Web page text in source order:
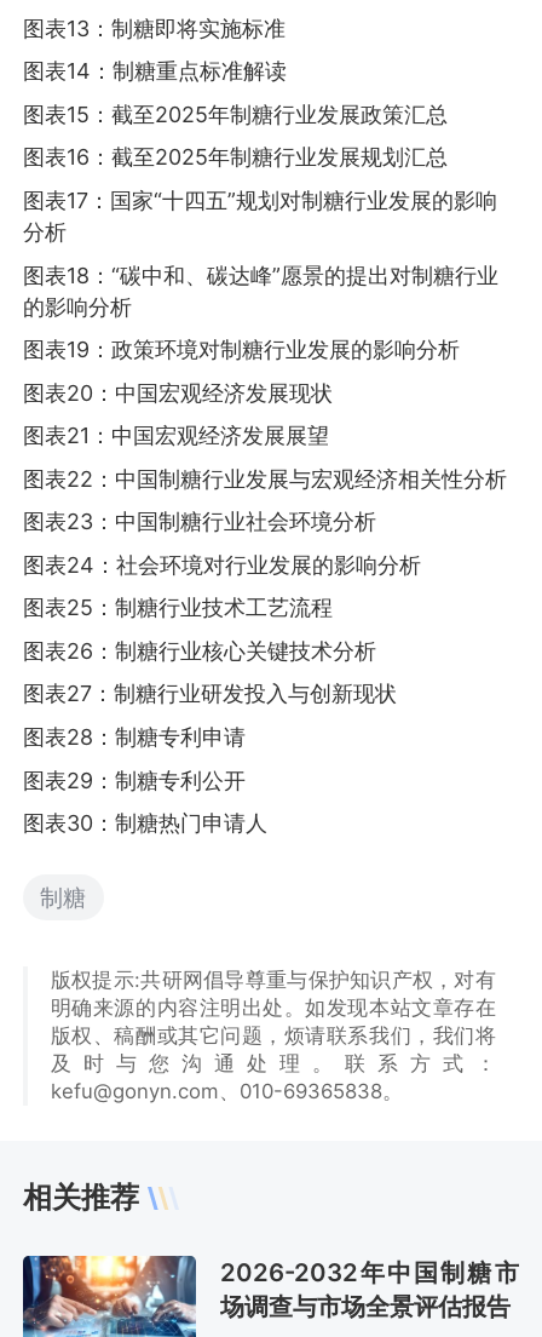
图表13：制糖即将实施标准
图表14：制糖重点标准解读
图表15：截至2025年制糖行业发展政策汇总
图表16：截至2025年制糖行业发展规划汇总
图表17：国家“十四五”规划对制糖行业发展的影响
分析
图表18：“碳中和、碳达峰”愿景的提出对制糖行业
的影响分析
图表19：政策环境对制糖行业发展的影响分析
图表20：中国宏观经济发展现状
图表21：中国宏观经济发展展望
图表22：中国制糖行业发展与宏观经济相关性分析
图表23：中国制糖行业社会环境分析
图表24：社会环境对行业发展的影响分析
图表25：制糖行业技术工艺流程
图表26：制糖行业核心关键技术分析
图表27：制糖行业研发投入与创新现状
图表28：制糖专利申请
图表29：制糖专利公开
图表30：制糖热门申请人
制糖
版权提示:共研网倡导尊重与保护知识产权，对有
明确来源的内容注明出处。如发现本站文章存在
版权、稿酬或其它问题，烦请联系我们，我们将
及时与您沟通处理。联系方式：
kefu@gonyn.com、010-69365838。
相关推荐
2026-2032年中国制糖市
场调查与市场全景评估报告